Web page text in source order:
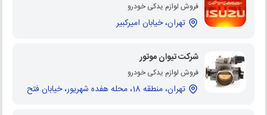
فروش لوازم یدکی خودرو
تهران، خیابان امیرکبیر
شرکت تیوان موتور
فروش لوازم یدکی خودرو
تهران، منطقه 18، محله هفده شهریور، خیابان فتح